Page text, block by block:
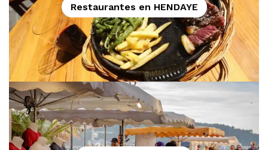
Restaurantes en HENDAYE